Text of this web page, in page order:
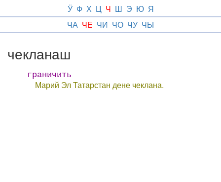
Ӱ Ф Х Ц Ч Ш Э Ю Я
ЧА ЧЕ ЧИ ЧО ЧУ ЧЫ
чекланаш
граничить
Марий Эл Татарстан дене чеклана.